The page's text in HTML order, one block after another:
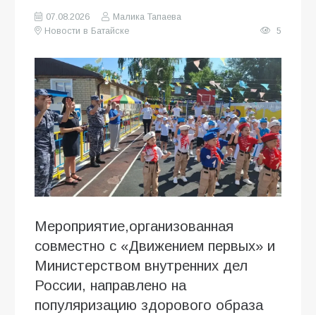
07.08.2026
Малика Тапаева
Новости в Батайске
5
Мероприятие,организованная
совместно с «Движением первых» и
Министерством внутренних дел
России, направлено на
популяризацию здорового образа